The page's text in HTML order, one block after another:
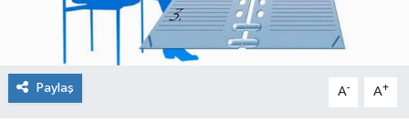
Paylaş A- A+